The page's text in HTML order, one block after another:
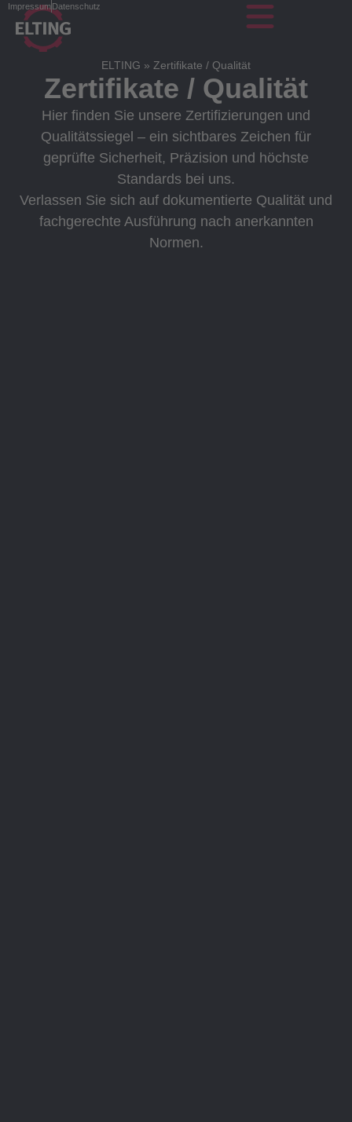
ImpressumDatenschutz
ELTING » Zertifikate / Qualität
Zertifikate / Qualität
Hier finden Sie unsere Zertifizierungen und
Qualitätssiegel – ein sichtbares Zeichen für
geprüfte Sicherheit, Präzision und höchste
Standards bei uns.
Verlassen Sie sich auf dokumentierte Qualität und
fachgerechte Ausführung nach anerkannten
Normen.